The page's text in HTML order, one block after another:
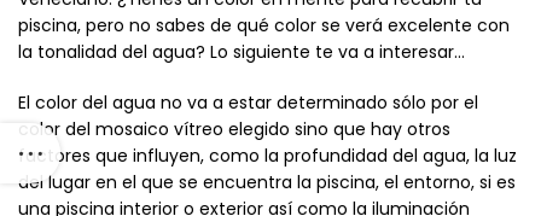
piscina, pero no sabes de qué color se verá excelente con
la tonalidad del agua? Lo siguiente te va a interesar…
El color del agua no va a estar determinado sólo por el
color del mosaico vítreo elegido sino que hay otros
factores que influyen, como la profundidad del agua, la luz
del lugar en el que se encuentra la piscina, el entorno, si es
una piscina interior o exterior así como la iluminación